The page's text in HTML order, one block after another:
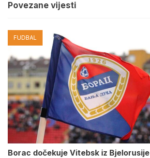
Povezane vijesti
FUDBAL
Borac dočekuje Vitebsk iz Bjelorusije